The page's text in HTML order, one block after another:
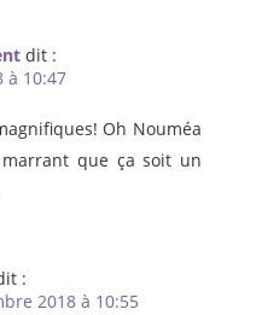
dit :
à 10:47
Oh Nouméa
que ça soit un
:
2018 à 10:55